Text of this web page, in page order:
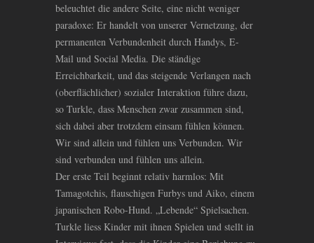
beleuchtet die andere Seite, eine nicht weniger
paradoxe: Er handelt von unserer Vernetzung, der
permanenten Verbundenheit durch Handys, E-
Mail und Social Media. Die ständige
Erreichbarkeit, und das steigende Verlangen nach
(oberflächlicher) sozialer Interaktion führe dazu,
so Turkle, dass Menschen zwar zusammen sind,
sich dabei aber trotzdem einsam fühlen können.
Wir sind allein und fühlen uns Verbunden. Wir
sind verbunden und fühlen uns allein.
Der erste Teil beginnt relativ harmlos: Mit
Tamagotchis, flauschigen Furbys und Aiko, einem
japanischen Robo-Hund. „Lebende“ Spielsachen.
Turkle liess Kinder mit ihnen Spielen und stellt in